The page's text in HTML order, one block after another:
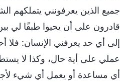
جميع الذين يعرفونني يتملكهم
قادرون على أن يحيوا طبقًا لي
إلى أي حد يعرفني الإنسان: فلا
عملي على أية حال، وكذا لا
أي مساعدة أو يعمل أي شيء